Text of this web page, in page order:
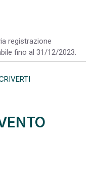
registrazione
fino al 31/12/2023.